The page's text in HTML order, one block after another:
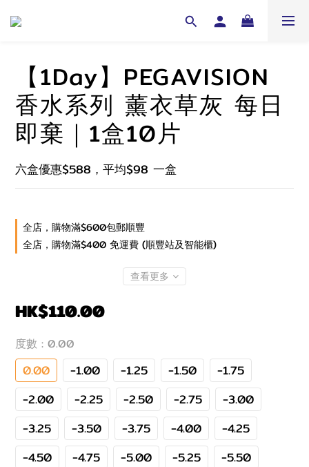
【1Day】PEGAVISION
香水系列 薰衣草灰 每日
即棄｜1盒10片
六盒優惠$588，平均$98 一盒
全店，購物滿$600包郵順豐
全店，購物滿$400 免運費 (順豐站及智能櫃)
查看更多
HK$110.00
度數 : 0.00
0.00 -1.00 -1.25 -1.50
-1.75
-2.00
-2.25 -2.50 -2.75
-3.00
-3.25
-3.50 -3.75 -4.00
-4.25
-4.50
-4.75 -5.00 -5.25
-5.50